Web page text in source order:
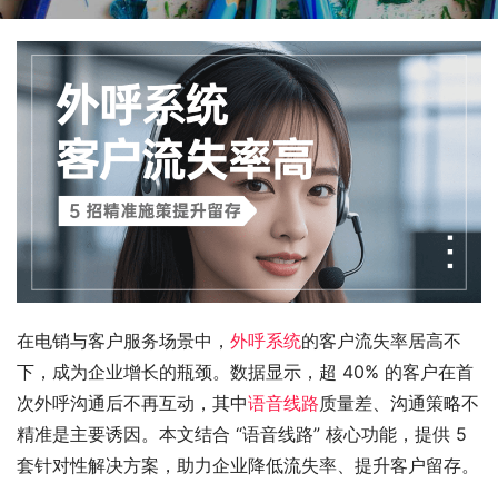
在电销与客户服务场景中， 外呼系统的客户流失率居高不
下，成为企业增长的瓶颈。数据显示，超 40% 的客户在首
次外呼沟通后不再互动，其中语音线路质量差、沟通策略不
精准是主要诱因。本文结合 “语音线路” 核心功能，提供 5
套针对性解决方案，助力企业降低流失率、提升客户留存。